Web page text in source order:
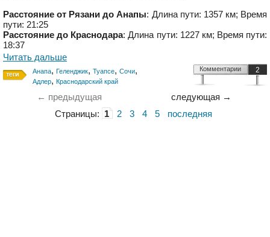
Расстояние от Рязани до Анапы: Длина пути: 1357 км; Время
пути: 21:25
Расстояние до Краснодара: Длина пути: 1227 км; Время пути:
18:37
Читать дальше
Анапа, Геленджик, Туапсе, Сочи,
Адлер, Краснодарский край
2
Комментарии
← предыдущая
следующая →
Страницы: 1 2 3 4 5 последняя